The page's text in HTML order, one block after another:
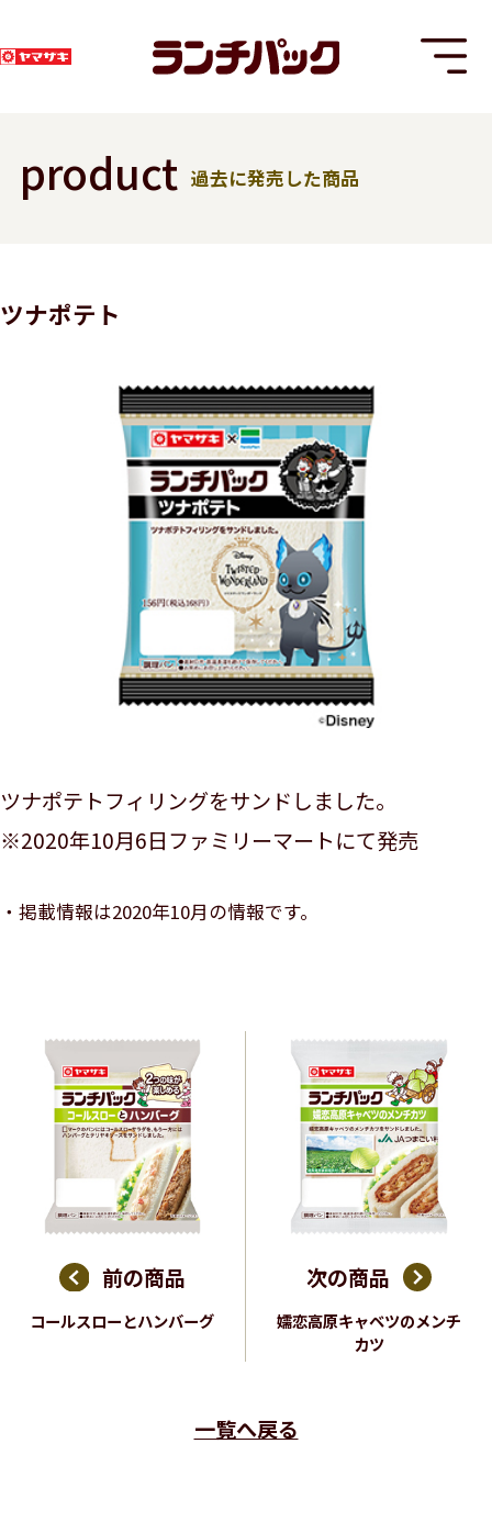
product 過去に発売した商品
ツナポテト
ツナポテトフィリングをサンドしました。
※2020年10月6日ファミリーマートにて発売
掲載情報は2020年10月の情報です。
前の商品
コールスローとハンバーグ
一覧へ戻る
次の商品
嬬恋高原キャベツのメンチ
カツ